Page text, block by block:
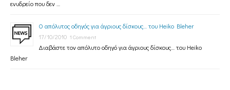
ενυδρείο που δεν …
Ο απόλυτος οδηγός για άγριους δίσκους… του Heiko Bleher
17/10/2010 1 Comment
Διαβάστε τον απόλυτο οδηγό για άγριους δίσκους… του Heiko
Bleher